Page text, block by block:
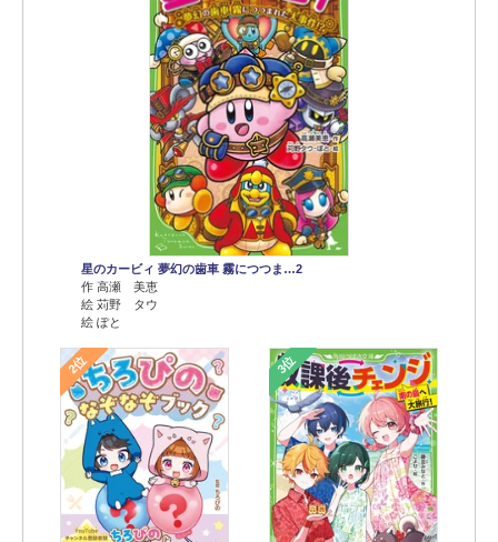
星のカービィ 夢幻の歯車 霧につつま…2
作 高瀬 美恵
絵 苅野 タウ
絵 ぽと
2位 3位